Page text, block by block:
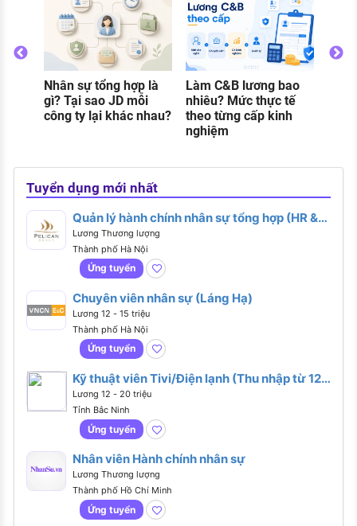
Nhân sự tổng hợp là
gì? Tại sao JD mỗi
công ty lại khác nhau?
Làm C&B lương bao
nhiêu? Mức thực tế
theo từng cấp kinh
nghiệm
Tuyển dụng mới nhất
Quản lý hành chính nhân sự tổng hợp (HR &
Administration Manager)
Lương Thương lượng
Thành phố Hà Nội
Ứng tuyển
Chuyên viên nhân sự (Láng Hạ)
Lương 12 - 15 triệu
Thành phố Hà Nội
Ứng tuyển
Kỹ thuật viên Tivi/Điện lạnh (Thu nhập từ 12-
20 Triệu/Tháng - Tại Trung tâm Bảo hành TP.
Bắc Ninh)
Lương 12 - 20 triệu
Tỉnh Bắc Ninh
Ứng tuyển
Nhân viên Hành chính nhân sự
Lương Thương lượng
Thành phố Hồ Chí Minh
Ứng tuyển